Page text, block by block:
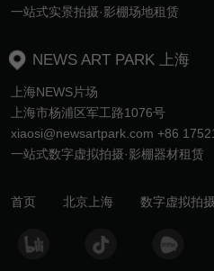
一站式实景拍摄·影棚场地租赁
NEWS ART PARK 上海
上海NEWS片场
上海市杨浦区军工路1076号
xiaosi@newsartpark.com +86
一站式数字虚拟拍摄·影棚器材租赁
首页 北京上海 数字虚拟拍